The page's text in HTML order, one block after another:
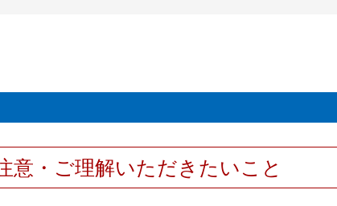
意・ご理解いただきたいこと